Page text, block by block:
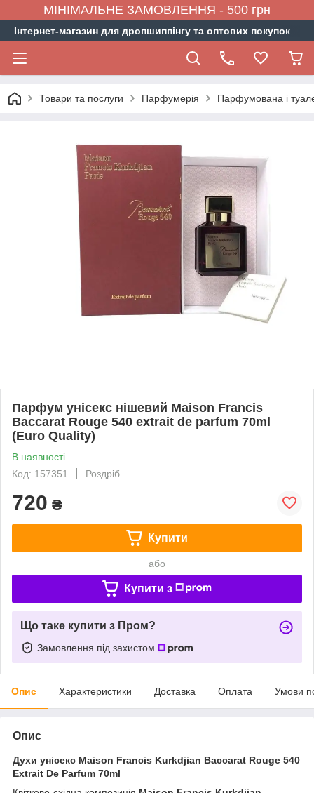
МІНІМАЛЬНЕ ЗАМОВЛЕННЯ - 500 грн
Інтернет-магазин для дропшиппінгу та оптових покупок
Товари та послуги Парфумерія Парфумована і
Парфум унісекс нішевий Maison Francis
Baccarat Rouge 540 extrait de parfum 70ml
(Euro Quality)
В наявності
Код: 157351
Роздріб
720 ₴
Купити
або
Купити з
Що таке купити з Пром?
Замовлення під захистом
Опис Характеристики Доставка Оплата Умови
Опис
Духи унісекс Maison Francis Kurkdjian Baccarat Rouge 540
Extrait De Parfum 70ml